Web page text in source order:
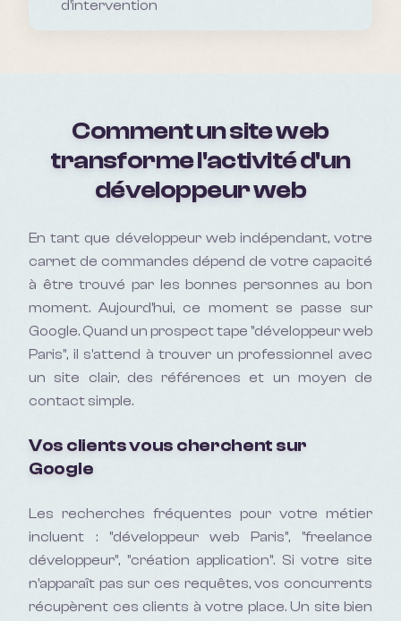
d'intervention
Comment un site web
transforme l'activité d'un
développeur web
En tant que développeur webindépendant, votre
carnet de commandes dépend de votre capacité
à être trouvé par les bonnes personnes au bon
moment. Aujourd'hui, ce moment se passe sur
Google. Quand un prospect tape "développeur web
Paris", il s'attend à trouver un professionnel avec
un site clair, des références et un moyen de
contact simple.
Vos clients vous cherchent sur
Google
Les recherches fréquentes pour votre métier
incluent : "développeur web Paris", "freelance
développeur", "création application". Si votre site
n'apparaît pas sur ces requêtes, vos concurrents
récupèrent ces clients à votre place. Un site bien